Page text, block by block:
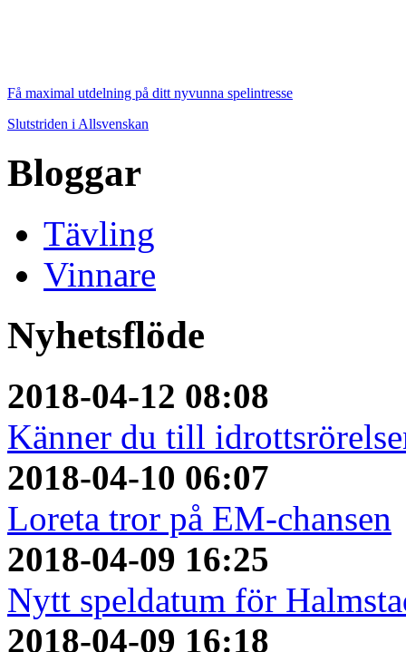
Få maximal utdelning på ditt nyvunna spelintresse
Slutstriden i Allsvenskan
Bloggar
Tävling
Vinnare
Nyhetsflöde
2018-04-12 08:08
Känner du till
2018-04-10 06:07
Loreta tror på EM-chansen
2018-04-09 16:25
Nytt speldatum för
2018-04-09 16:18